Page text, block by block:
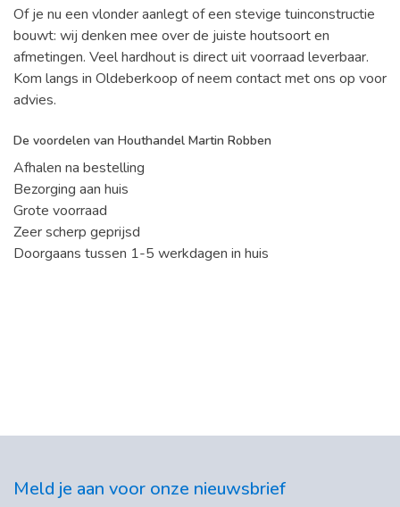
Of je nu een vlonder aanlegt of een stevige tuinconstructie
bouwt: wij denken mee over de juiste houtsoort en
afmetingen. Veel hardhout is direct uit voorraad leverbaar.
Kom langs in Oldeberkoop of neem contact met ons op voor
advies.
De voordelen van Houthandel Martin Robben
Afhalen na bestelling
Bezorging aan huis
Grote voorraad
Zeer scherp geprijsd
Doorgaans tussen 1-5 werkdagen in huis
Meld je aan voor onze nieuwsbrief